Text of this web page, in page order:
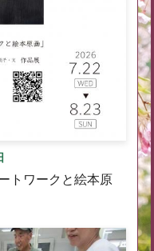
トワークと絵本原